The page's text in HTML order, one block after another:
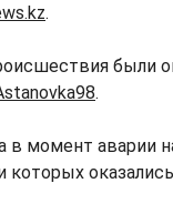
.
были
.
в момент аварии
которых